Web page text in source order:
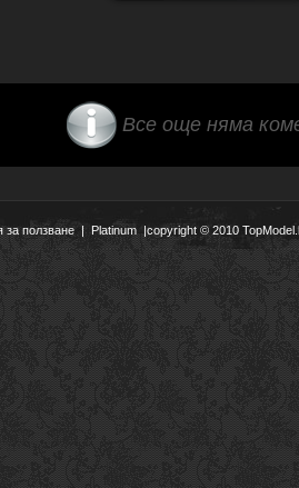
Все още няма
за ползване | Platinum |copyright © 2010